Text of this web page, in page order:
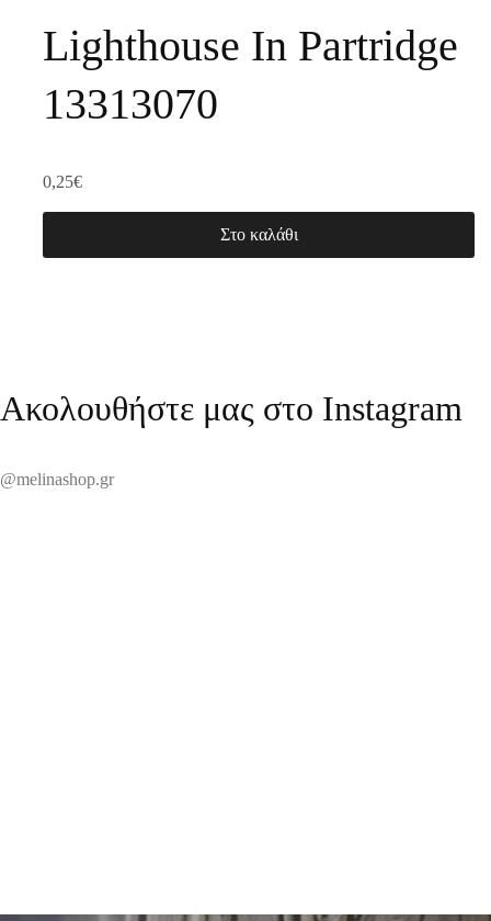
Lighthouse In Partridge
13313070
0,25€
Στο καλάθι
Ακολουθήστε μας στο Instagram
@melinashop.gr